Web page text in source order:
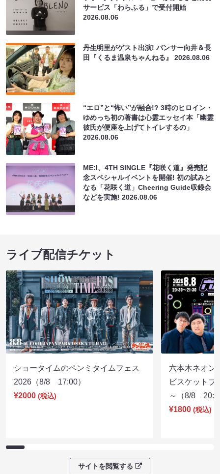
サービス「わらふる」で受付開始
2026.08.06
丹生明里がゲスト出演! パンサー向井＆長
田『くるま温泉ちゃんねる』2026.08.06
“エロ”と“怖い”が融合!? 3時のヒロイン・
ゆめっち初の著書は心霊エッセイ本「幽霊
彼氏が便座を上げてトイレするの」
2026.08.06
ME:I、4TH SINGLE『花咲く道』発売記
念スペシャルイベントを開催! 初の試みと
なる「花咲く道」Cheering Guide収録会
などを実施!2026.08.06
ライブ配信チケット
ショータイムのペンミタイムフェス
2026（8/8 17:00）
¥2000 (税込)
六本木ネオン
ビスケットブ
～（8/8
¥1800 (税込)
サイトを閲覧する